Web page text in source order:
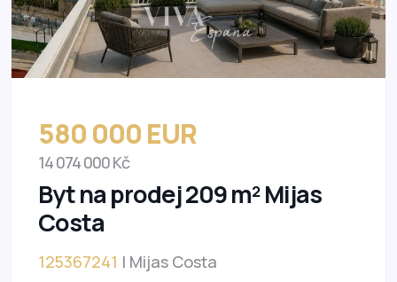
580 000 EUR
14 074 000 Kč
Byt na prodej 209 m² Mijas
Costa
125367241 | Mijas Costa